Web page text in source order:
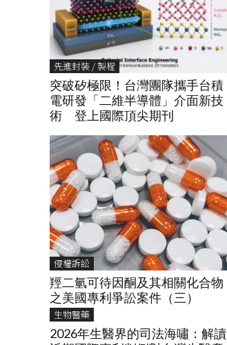
先進封裝 / 製程
突破矽極限！台灣團隊攜手台積
電研發「二維半導體」介面新技
術 登上國際頂尖期刊
侵權訴訟
羥二氫可待因酮及其相關化合物
之美國專利爭訟案件（三）
生物醫藥
2026年生醫界的司法海嘯：解讀